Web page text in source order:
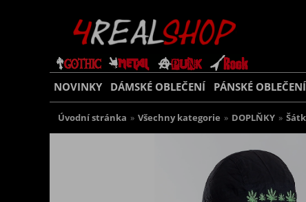
NOVINKY DÁMSKÉ OBLEČENÍ PÁNSKÉ OBLEČENÍ
Úvodní stránka » Všechny kategorie » DOPLŇKY »